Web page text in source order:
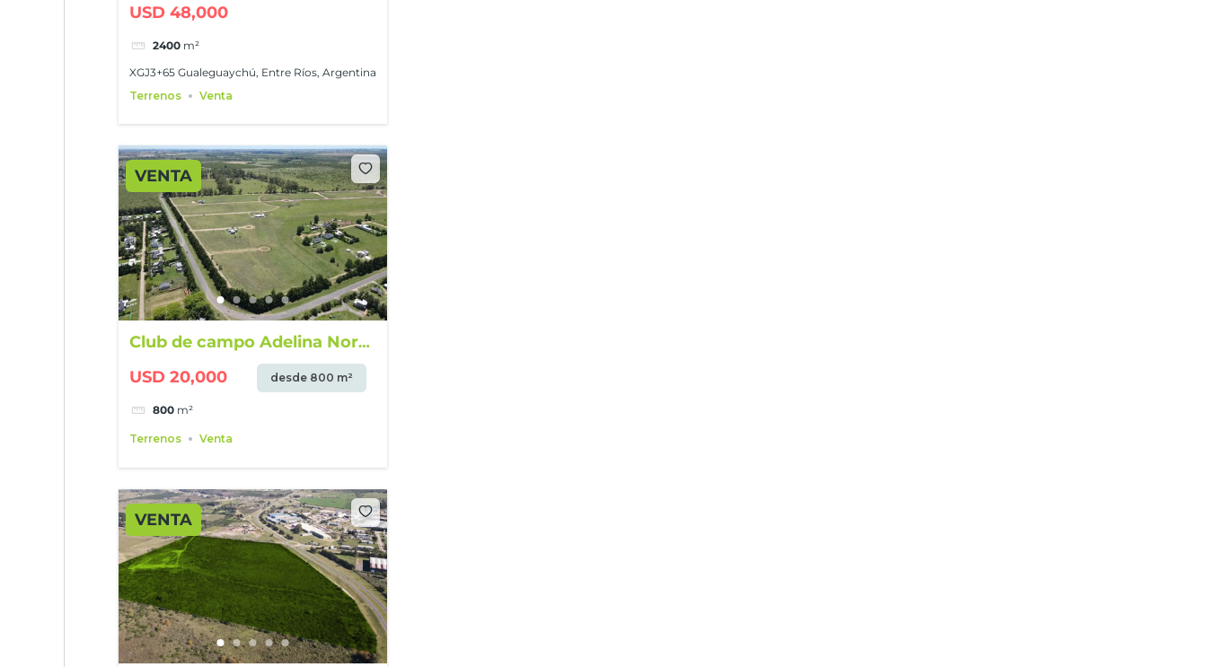
USD 48,000
2400 m²
XGJ3+65 Gualeguaychú, Entre Ríos, Argentina
Terrenos
Venta
VENTA
Club de campo Adelina Norte
– Lotes desde 800 m²
USD 20,000 desde 800 m²
800 m²
Terrenos Venta
VENTA